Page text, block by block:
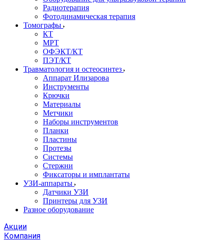
Радиотерапия
Фотодинамическая терапия
Томографы
КТ
МРТ
ОФЭКТ/КТ
ПЭТ/КТ
Травматология и остеосинтез
Аппарат Илизарова
Инструменты
Крючки
Материалы
Метчики
Наборы инструментов
Планки
Пластины
Протезы
Системы
Стержни
Фиксаторы и имплантаты
УЗИ-аппараты
Датчики УЗИ
Принтеры для УЗИ
Разное оборудование
Акции
Компания